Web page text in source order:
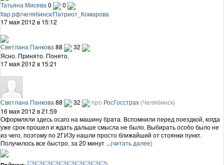
Татьяна Мисева 0
0
flap.рф/челябинск/Патриот_Комарова
17 мая 2012 в 15:12
Светлана Панкова 88
32
Ясно. Принято. Понято.
17 мая 2012 в 15:21
Светлана Панкова 88 32 про РосГосстрах (Челябинск)
16 мая 2012 в 21:59
Оформляли здесь осаго на машину брата. Вспомнили перед поездкой, когда
уже срок прошел и ждать дальше смысла не было. Выбирать особо было не
из чего, поэтому по 2ГИЗу нашли просто ближайший от стоянки пункт.
Получилось все быстро, за 20 минут ...(читать далее)